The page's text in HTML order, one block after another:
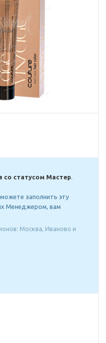
со статусом Мастер.
заполнить эту
Менеджером, вам
Москва, Иваново и